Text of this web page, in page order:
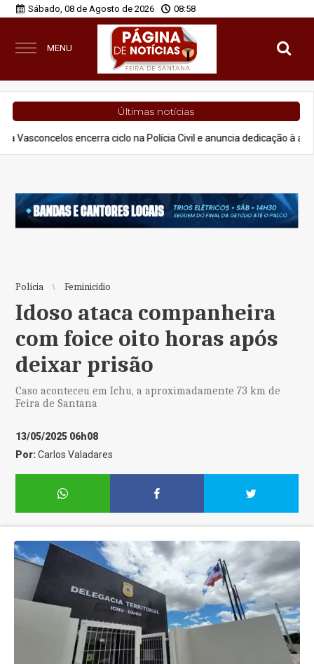
Sábado, 08 de Agosto de 2026 08:58
MENU
Últimas notícias
encerra ciclo na Polícia Civil e anuncia dedicação à advocacia e
Polícia Feminicidio
Idoso ataca companheira
com foice oito horas após
deixar prisão
Caso aconteceu em Ichu, a aproximadamente 73 km de
Feira de Santana
13/05/2025 06h08
Por:Carlos Valadares